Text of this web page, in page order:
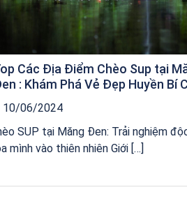
Các Địa Điểm Chèo Sup tại
: Khám Phá Vẻ Đẹp Huyền Bí
10/06/2024
SUP tại Măng Đen: Trải nghiệm
mình vào thiên nhiên Giới […]